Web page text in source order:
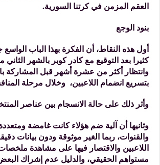
العقم المزمن في كرتنا السورية.
بنود الوجع
أول هذه النقاط، أن الفكرة بهذا الباب
كثيرا بعد التوقيع مع كادر كوبر بالشهر الثاني
وانتظار أكثر من عشرة أشهر قبل المشاركة
بتسريع انضمام اللاعبين، وخلال مرحلة
وأثر ذلك على حالة الانسجام بين عناصر
وثانيها أن آلية ضم هؤلاء كانت غامضة
والقنوات، ربما الغير موثوقة ودون بيانات
اللاعبين والاقتصار فيها على مشاهدة
مستواهم الحقيقي، والدليل عدم إشراك